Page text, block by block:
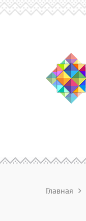
Главная